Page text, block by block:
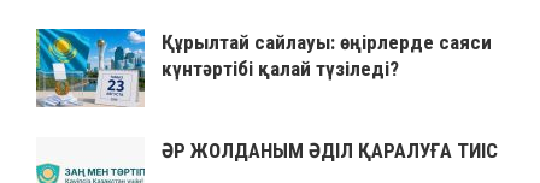
Құрылтай сайлауы: өңірлерде саяси
күнтәртібі қалай түзіледі?
ӘР ЖОЛДАНЫМ ӘДІЛ ҚАРАЛУҒА ТИІС